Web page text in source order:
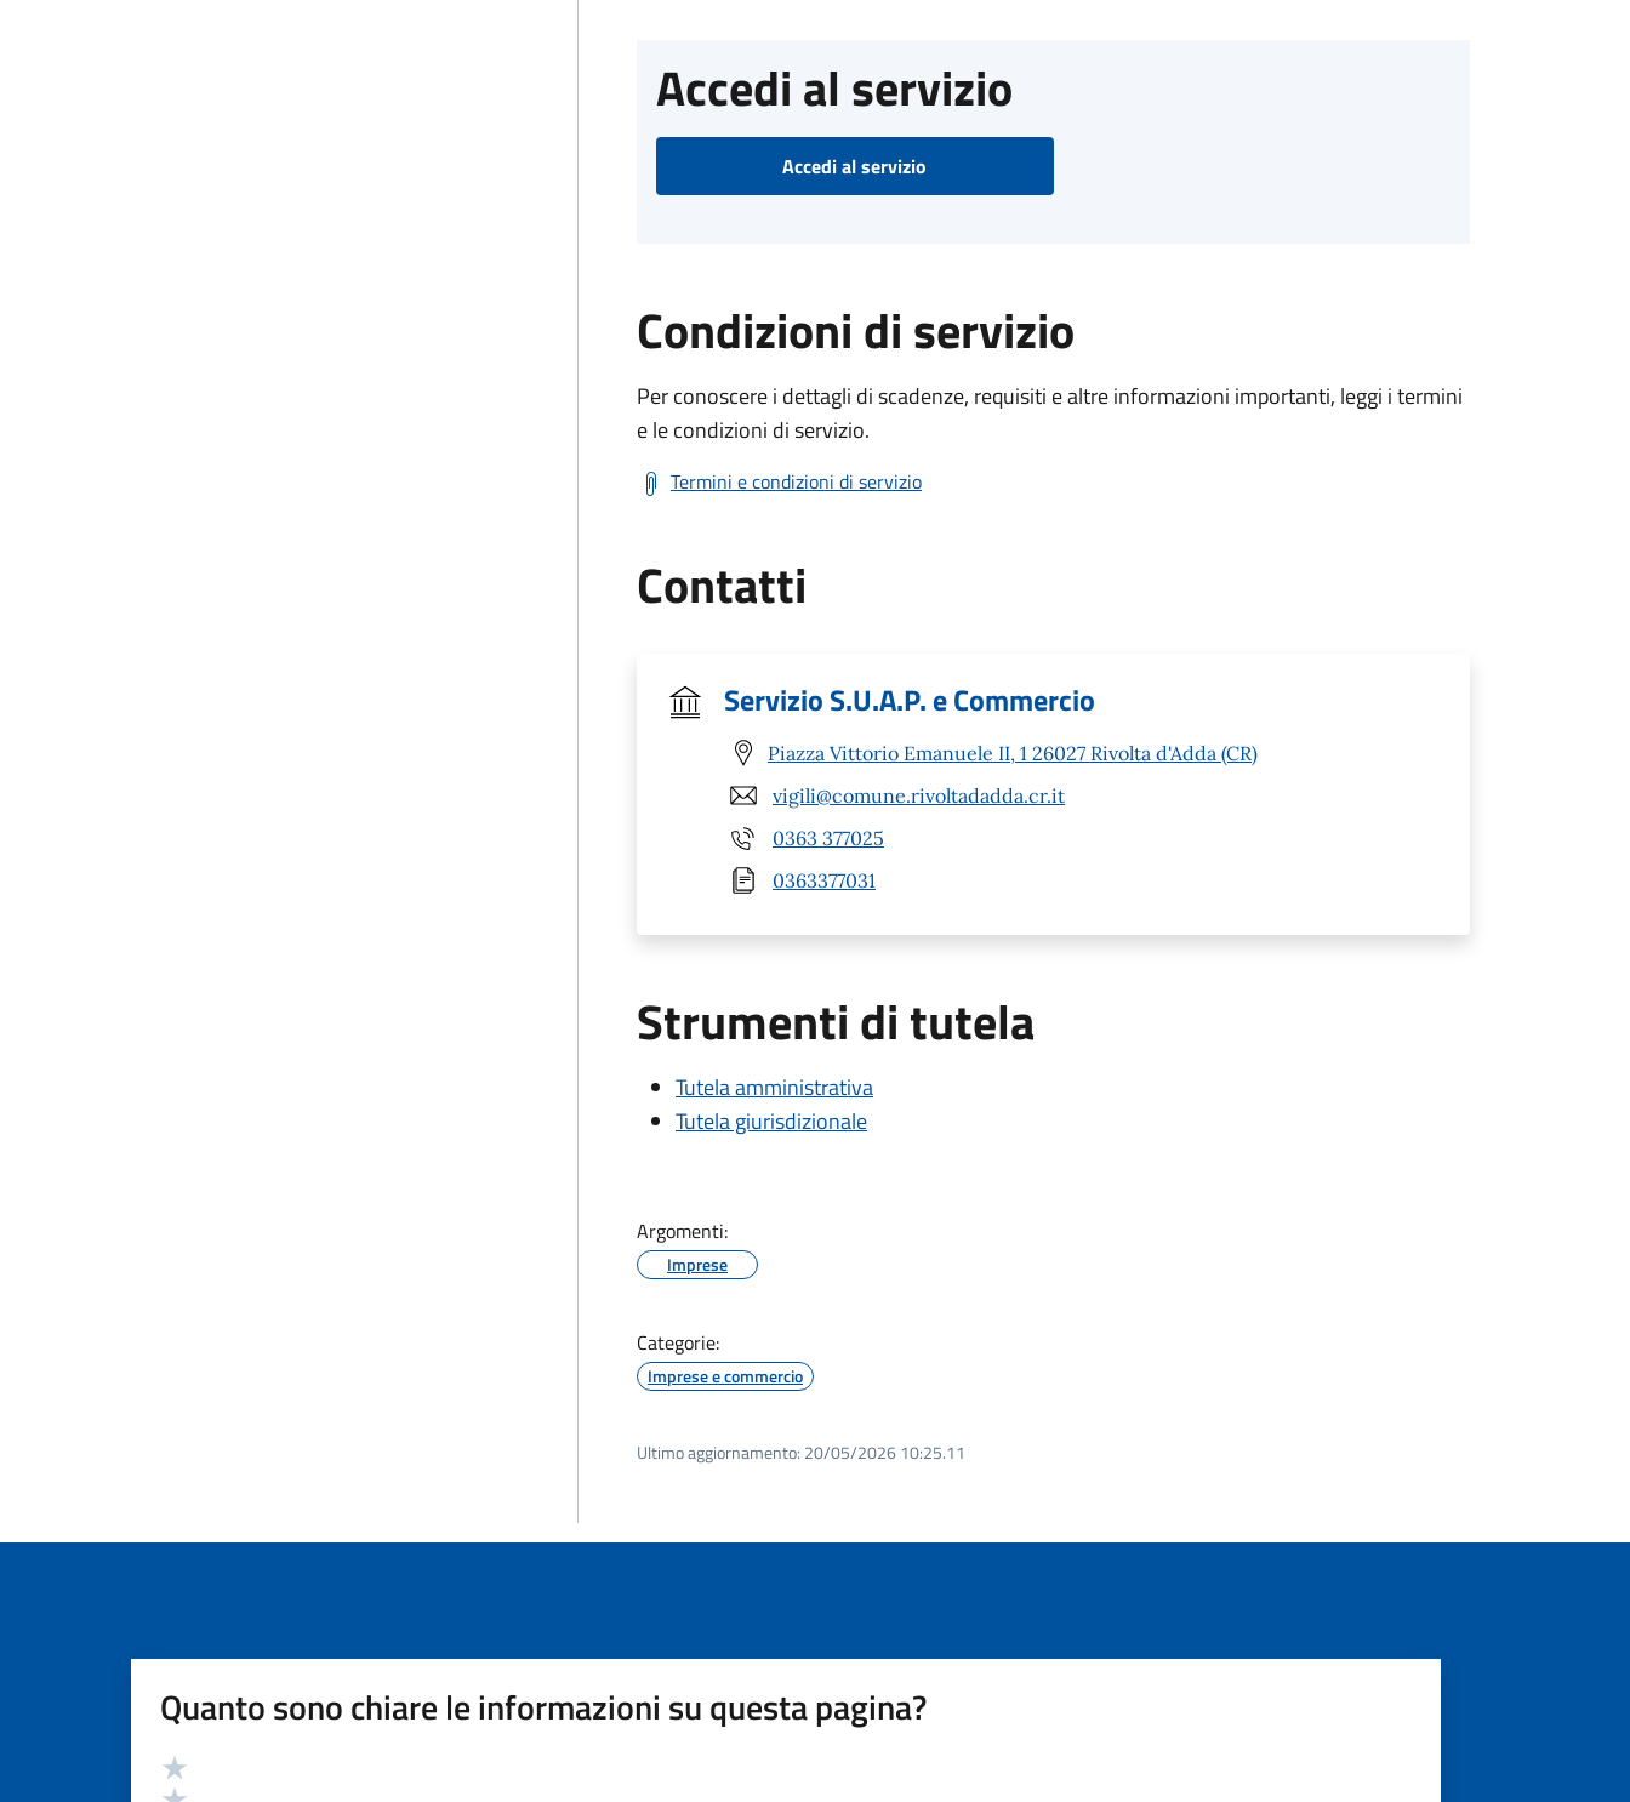
Accedi al servizio
Accedi al servizio
Condizioni di servizio
Per conoscere i dettagli di scadenze, requisiti e altre informazioni importanti, leggi i termini
e le condizioni di servizio.
Termini e condizioni di servizio
Contatti
Servizio S.U.A.P. e Commercio
Piazza Vittorio Emanuele II, 1 26027 Rivolta d'Adda (CR)
vigili@comune.rivoltadadda.cr.it
0363 377025
0363377031
Strumenti di tutela
Tutela amministrativa
Tutela giurisdizionale
Argomenti:
Imprese
Categorie:
Imprese e commercio
Ultimo aggiornamento: 20/05/2026 10:25.11
Quanto sono chiare le informazioni su questa pagina?
Valutazione